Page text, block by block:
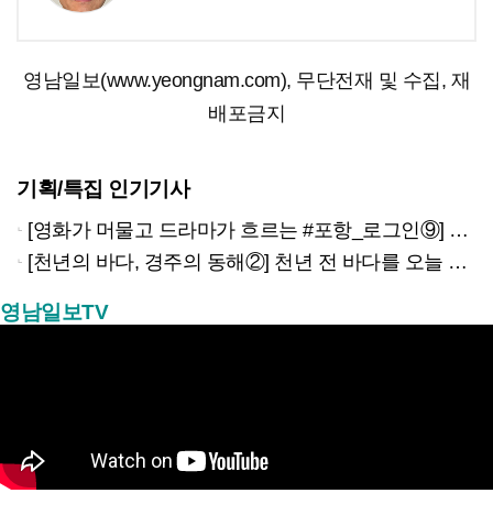
영남일보(www.yeongnam.com), 무단전재 및 수집, 재
배포금지
기획/특집 인기기사
[영화가 머물고 드라마가 흐르는 #포항_로그인⑨] 하루 끝의 조용한 여운을 느끼고 싶을 때 ‘월포역’
[천년의 바다, 경주의 동해②] 천년 전 바다를 오늘 만나는 방법
영남일보TV